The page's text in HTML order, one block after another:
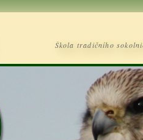
Škola tradičního